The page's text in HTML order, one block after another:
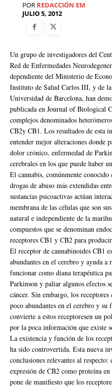
POR REDACCIÓN EM
JULIO 5, 2012
Un grupo de investigadores del
Red de Enfermedades
dependiente del Ministerio de
Instituto de Salud Carlos III, y de
Universidad de Barcelona, han
publicada en Journal of Biological
complejos denominados
CB2y CB1. Los resultados de esta
entender mejor alteraciones donde
dolor crónico, enfermedad de
cerebrales en los que puede haber
El cannabis, comúnmente conocido
drogas de abuso más extendidas
sustancias psicoactivas actúan
membrana de las células que son
natural e independiente de la
compuestos que se denominan
receptores CB1 y CB2 para
El receptor de cannabinoides CB1
abundantes en el cerebro y ayuda
funcionar como diana terapéutica
Parkinson y paliar algunos efectos
cáncer. Sin embargo, los
poco abundantes en el cerebro y
convierte a estos receptoresen un
por la poca información que existe
La existencia y función de los
ha sido controvertida. Esta nueva
conclusiones relevantes al
expresión de CB2 como proteína
pone de manifiesto que los